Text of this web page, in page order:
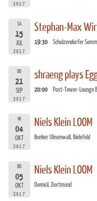
2017
SA
15
JUL
2017
Stephan-Max
19:30 Schulzendorfer
DO
21
SEP
2017
shraeng plays
20:00 Post-Tower-Lounge
MI
04
OKT
2017
Niels Klein LOOM
Bunker Ulmenwall, Bielefeld
DO
05
OKT
2017
Niels Klein LOOM
Domicil, Dortmund